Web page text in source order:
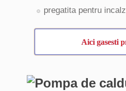
pregatita pentru
Aici gasesti